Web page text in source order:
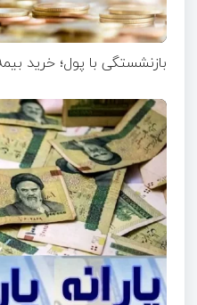
بازنشستگی با پول؛ خرید